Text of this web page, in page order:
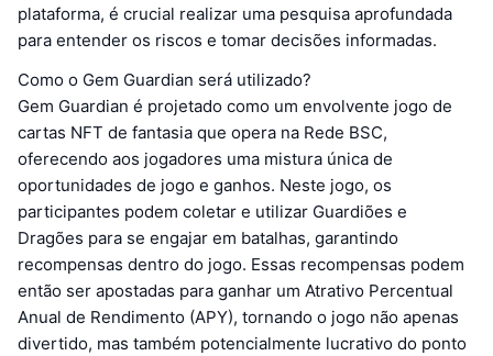
plataforma, é crucial realizar uma pesquisa aprofundada
para entender os riscos e tomar decisões informadas.
Como o Gem Guardian será utilizado?
Gem Guardian é projetado como um envolvente jogo de
cartas NFT de fantasia que opera na Rede BSC,
oferecendo aos jogadores uma mistura única de
oportunidades de jogo e ganhos. Neste jogo, os
participantes podem coletar e utilizar Guardiões e
Dragões para se engajar em batalhas, garantindo
recompensas dentro do jogo. Essas recompensas podem
então ser apostadas para ganhar um Atrativo Percentual
Anual de Rendimento (APY), tornando o jogo não apenas
divertido, mas também potencialmente lucrativo do ponto